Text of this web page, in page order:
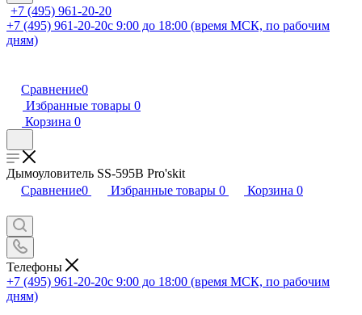
+7 (495) 961-20-20
+7 (495) 961-20-20с 9:00 до 18:00 (время МСК, по рабочим
дням)
Сравнение0
Избранные товары 0
Корзина 0
Дымоуловитель SS-595B Pro'skit
Сравнение0 Избранные товары 0 Корзина 0
Телефоны
+7 (495) 961-20-20с 9:00 до 18:00 (время МСК, по рабочим
дням)